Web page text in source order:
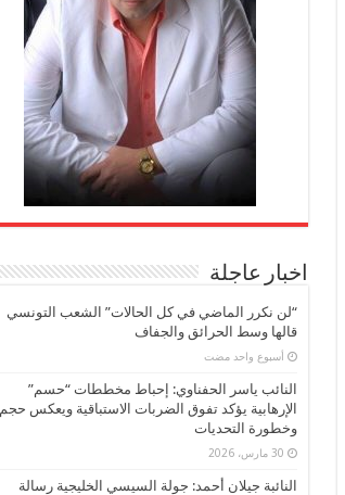
اخبار عاجلة
“لن نكرر الماضي في كل الحالات” الشعب التونسي
قالها وسط الحرائق والجفاف
‏أسبوع واحد مضت
النائب ياسر الحفناوي: إحباط مخططات “حسم”
الإرهابية يؤكد تفوق الضربات الاستباقية ويعكس حجم
وخطورة التحديات
30 مارس، 2026
النائبة جيلان أحمد: جولة السيسي الخليجية رسالة